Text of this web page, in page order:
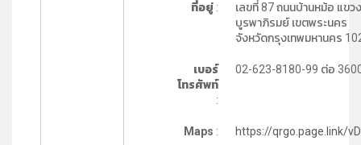
ที่อยู่:
เลขที่ 87 ถนนบ้านหม้อ แขว
บูรพาภิรมย์ เขตพระนคร
จังหวัดกรุงเทพมหานคร
เบอร์
โทรศัพท์
:
02-623-8180-99 ต่อ
Maps : https://qrgo.page.link/